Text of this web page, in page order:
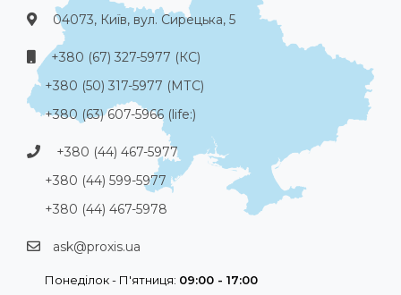
04073, Київ, вул. Сирецька, 5
+380 (67) 327-5977 (КС)
+380 (50) 317-5977 (МТС)
+380 (63) 607-5966 (life:)
+380 (44) 467-5977
+380 (44) 599-5977
+380 (44) 467-5978
ask@proxis.ua
Понеділок - П'ятниця: 09:00 - 17:00